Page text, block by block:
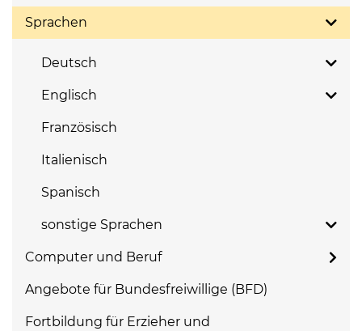
Sprachen
Deutsch
Englisch
Französisch
Italienisch
Spanisch
sonstige Sprachen
Computer und Beruf
Angebote für Bundesfreiwillige (BFD)
Fortbildung für Erzieher und